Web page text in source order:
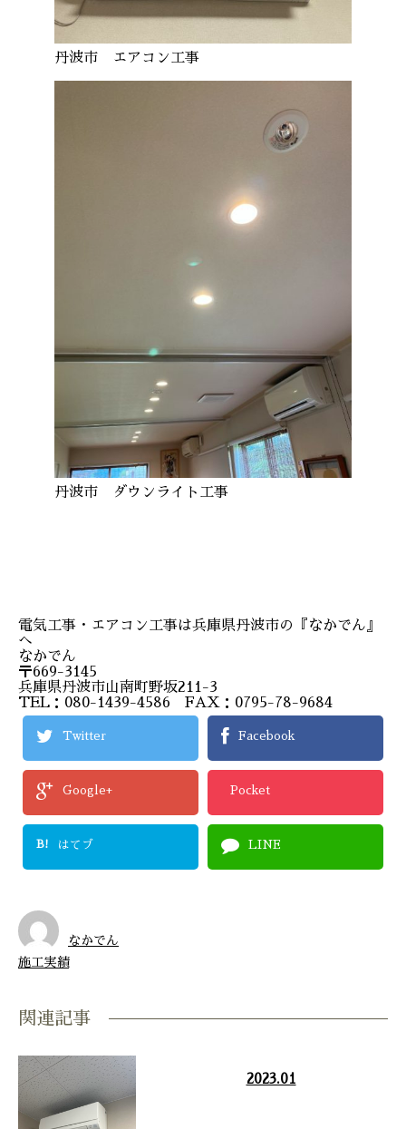
丹波市 エアコン工事
丹波市 ダウンライト工事
電気工事・エアコン工事は兵庫県丹波市の『なかでん』
へ
なかでん
〒669-3145
兵庫県丹波市山南町野坂211-3
TEL：080-1439-4586 FAX：0795-78-9684
Twitter Facebook
Google+ Pocket
B! はてブ LINE
なかでん
施工実績
関連記事
2023.01